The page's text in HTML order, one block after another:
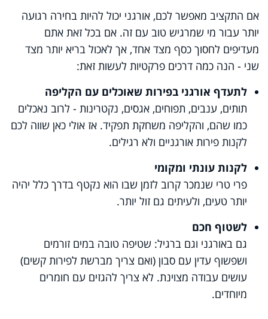
אם התקציב מאפשר לכם, אורגני יכול להיות בחירה רגועה
יותר עבור מי שמרגיש טוב עם זה. אם בכל זאת אתם
מעדיפים לחסוך כסף מצד אחד, אך לאכול בריא יותר מצד
שני - הנה כמה דרכים פרקטיות לעשות זאת:
לתעדף אורגני בפירות שאוכלים עם הקליפה
תותים, ענבים, תפוחים, אגסים, נקטרינות - לרוב נאכלים
כמו שהם, והקליפה משחקת תפקיד. אז אולי כאן שווה לכם
לקנות פירות אורגניים ולא רגילים.
לקנות עונתי ומקומי
פרי טרי שנמכר קרוב לזמן שבו הוא נקטף בדרך כלל יהיה
יותר טעים, ולעיתים גם זול יותר.
לשטוף חכם
גם באורגני וגם ברגיל: שטיפה טובה במים זורמים
ושפשוף עדין עם סבון (ואם צריך מברשת לפירות קשים)
עושים עבודה מצוינת. לא צריך להגזים עם חומרים
מיוחדים.